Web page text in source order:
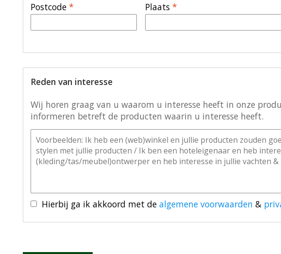
Postcode * Plaats*
Reden van interesse
Wij horen graag van u waarom u interesse heeft in onze
informeren betreft de producten waarin u interesse heeft.
Hierbij ga ik akkoord met de algemene voorwaarden &